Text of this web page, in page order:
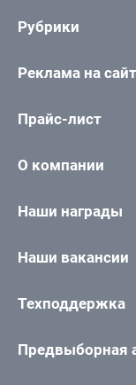
Рубрики
Реклама на
Прайс-лист
О компании
Наши награды
Наши вакансии
Техподдержка
Предвыборная